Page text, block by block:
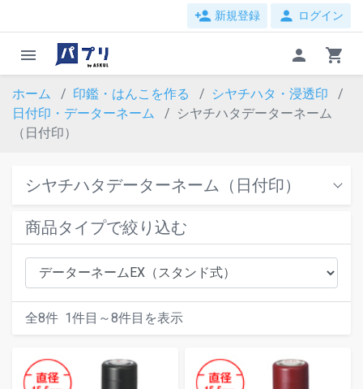
person_add 新規登録 person ログイン
menu person shopping_cart
ホーム 印鑑・はんこを作る
シヤチハタ・浸透印
日付印・データーネーム
シヤチハタデーターネーム
（日付印）
シヤチハタデーターネーム（日付印）
商品タイプで絞り込む
全8件 1件目～8件目を表示